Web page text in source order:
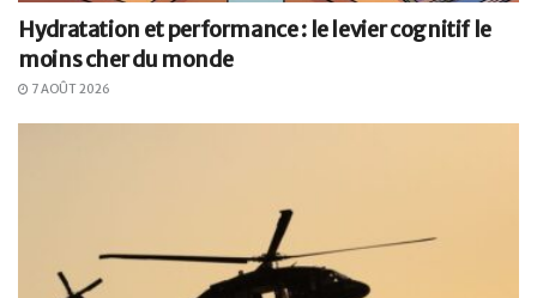
Hydratation et performance : le levier cognitif le
moins cher du monde
7 AOÛT 2026